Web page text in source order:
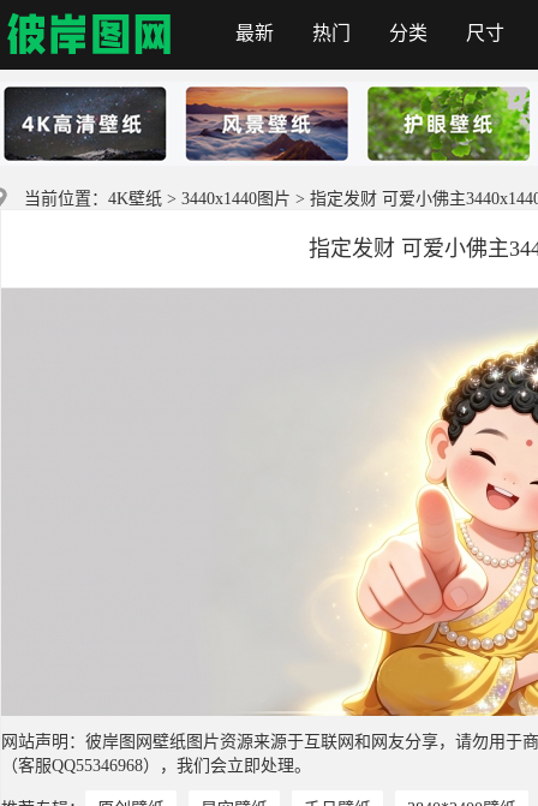
彼岸图网
最新 热门 分类 尺寸
当前位置： 4K壁纸 > 3440x1440图片 > 指定发财 可爱小佛主
指定发财 可爱小佛主
网站声明：彼岸图网壁纸图片资源来源于互联网和网友分享，请勿用
（客服QQ55346968），我们会立即处理。